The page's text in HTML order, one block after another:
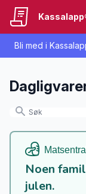
Bli med i
Noen
julen.